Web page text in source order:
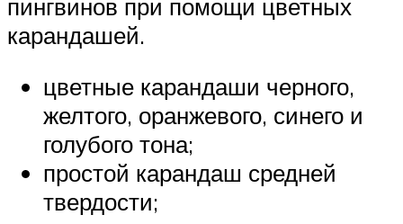
пингвинов при помощи цветных
карандашей.
цветные карандаши черного,
желтого, оранжевого, синего и
голубого тона;
простой карандаш средней
твердости;